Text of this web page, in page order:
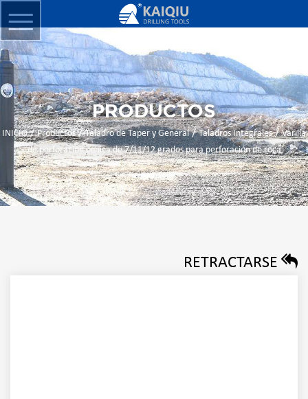
PRODUCTOS
INICIO/Productos/Taladro de Taper y General/Taladros Integrales/Varilla
de perforación cónica de 7/11/12 grados para perforación de roca
RETRACTARSE